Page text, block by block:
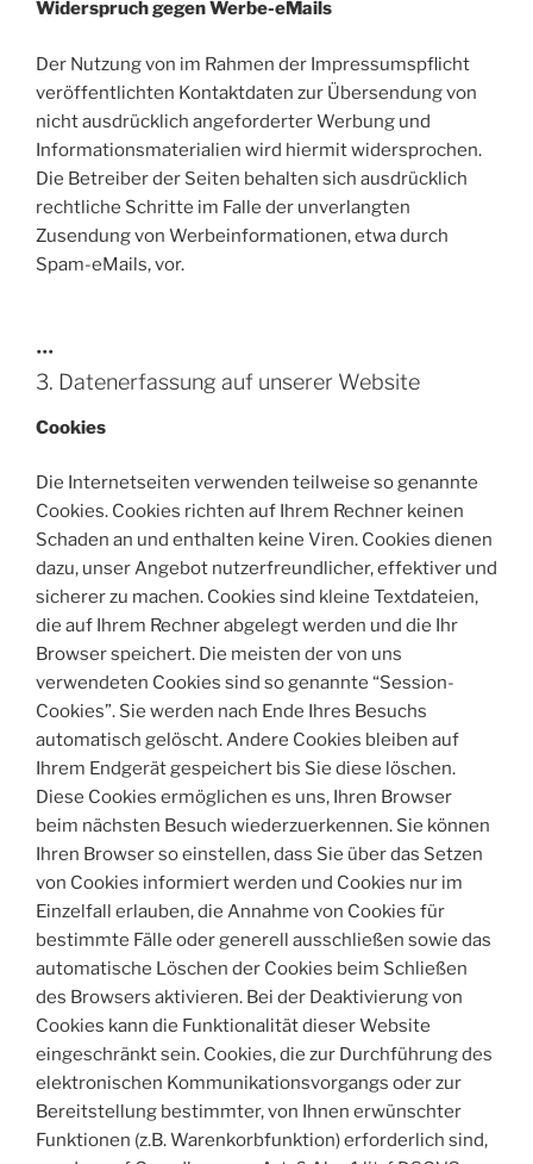
Widerspruch gegen Werbe-eMails
Der Nutzung von im Rahmen der Impressumspflicht
veröffentlichten Kontaktdaten zur Übersendung von
nicht ausdrücklich angeforderter Werbung und
Informationsmaterialien wird hiermit widersprochen.
Die Betreiber der Seiten behalten sich ausdrücklich
rechtliche Schritte im Falle der unverlangten
Zusendung von Werbeinformationen, etwa durch
Spam-eMails, vor.
•••
3. Datenerfassung auf unserer Website
Cookies
Die Internetseiten verwenden teilweise so genannte
Cookies. Cookies richten auf Ihrem Rechner keinen
Schaden an und enthalten keine Viren. Cookies dienen
dazu, unser Angebot nutzerfreundlicher, effektiver und
sicherer zu machen. Cookies sind kleine Textdateien,
die auf Ihrem Rechner abgelegt werden und die Ihr
Browser speichert. Die meisten der von uns
verwendeten Cookies sind so genannte “Session-
Cookies”. Sie werden nach Ende Ihres Besuchs
automatisch gelöscht. Andere Cookies bleiben auf
Ihrem Endgerät gespeichert bis Sie diese löschen.
Diese Cookies ermöglichen es uns, Ihren Browser
beim nächsten Besuch wiederzuerkennen. Sie können
Ihren Browser so einstellen, dass Sie über das Setzen
von Cookies informiert werden und Cookies nur im
Einzelfall erlauben, die Annahme von Cookies für
bestimmte Fälle oder generell ausschließen sowie das
automatische Löschen der Cookies beim Schließen
des Browsers aktivieren. Bei der Deaktivierung von
Cookies kann die Funktionalität dieser Website
eingeschränkt sein. Cookies, die zur Durchführung des
elektronischen Kommunikationsvorgangs oder zur
Bereitstellung bestimmter, von Ihnen erwünschter
Funktionen (z.B. Warenkorbfunktion) erforderlich sind,